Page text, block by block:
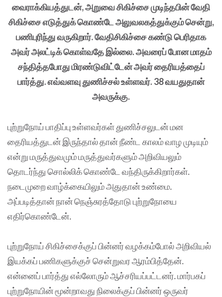
வைராக்கியத்துடன், அறுவை சிகிச்சை முடிந்தபின் வேதி
சிகிச்சை எடுத்துக் கொண்டே அலுவலகத்துக்கும் சென்று,
பணிபுரிந்து வருகிறார். வேதிசிகிச்சை கண்டு பெரிதாக
அவர் அலட்டிக் கொள்வதே இல்லை. அவரைப் போன மாதம்
சந்தித்தபோது மிரண்டுவிட்டேன் அவர் தைரியத்தைப்
பார்த்து. எவ்வளவு துணிச்சல் உள்ளவர். 38 வயதுதான்
அவருக்கு.
புற்றுநோய் பாதிப்பு உள்ளவர்கள் துணிச்சலுடன் மன
தைரியத்துடன் இருந்தால் தான் நீண்ட காலம் வாழ முடியும்
என்று மருத்துவமும் மருத்துவர்களும் அறிவியலும்
தொடர்ந்து சொல்லிக் கொண்டே வந்திருக்கிறார்கள்.
நடைமுறை வாழ்க்கையிலும் அதுதான் உண்மை.
அப்படித்தான் நான் நெஞ்சுரத்தோடு புற்றுநோயை
எதிர்கொண்டேன்.
புற்றுநோய் சிகிச்சைக்குப் பின்னர் வழக்கம்போல் அறிவியல்
இயக்கப் பணிகளுக்குச் சென்றுவர ஆரம்பித்தேன்.
என்னைப் பார்த்து எல்லோரும் ஆச்சரியப்பட்டனர். மார்பகப்
புற்றுநோயின் மூன்றாவது நிலைக்குப் பின்னர் ஒருவர்